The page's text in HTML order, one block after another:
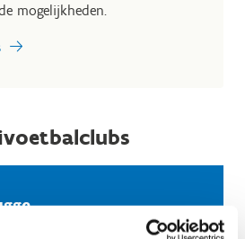
mogelijkheden.